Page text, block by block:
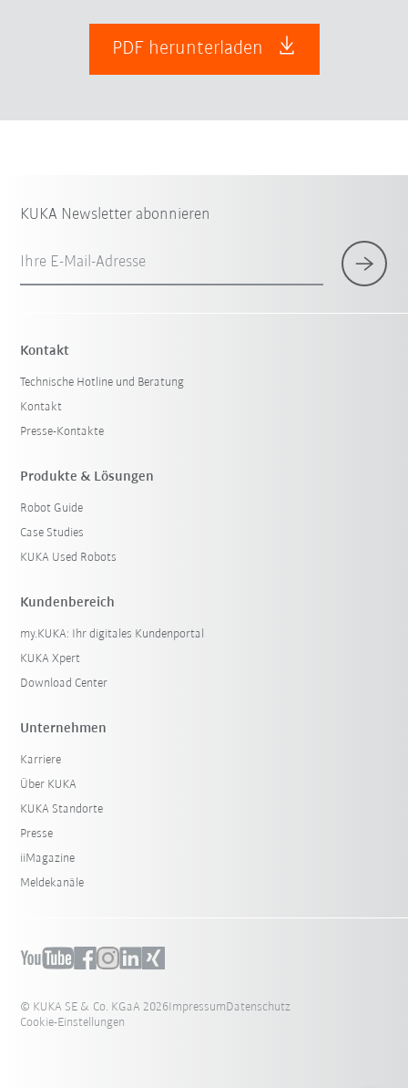
PDF herunterladen
KUKA Newsletter abonnieren
Ihre E-Mail-Adresse
Kontakt
Technische Hotline und Beratung
Kontakt
Presse-Kontakte
Produkte & Lösungen
Robot Guide
Case Studies
KUKA Used Robots
Kundenbereich
my.KUKA: Ihr digitales Kundenportal
KUKA Xpert
Download Center
Unternehmen
Karriere
Über KUKA
KUKA Standorte
Presse
iiMagazine
Meldekanäle
© KUKA SE & Co. KGaA 2026 Impressum Datenschutz
Cookie-Einstellungen